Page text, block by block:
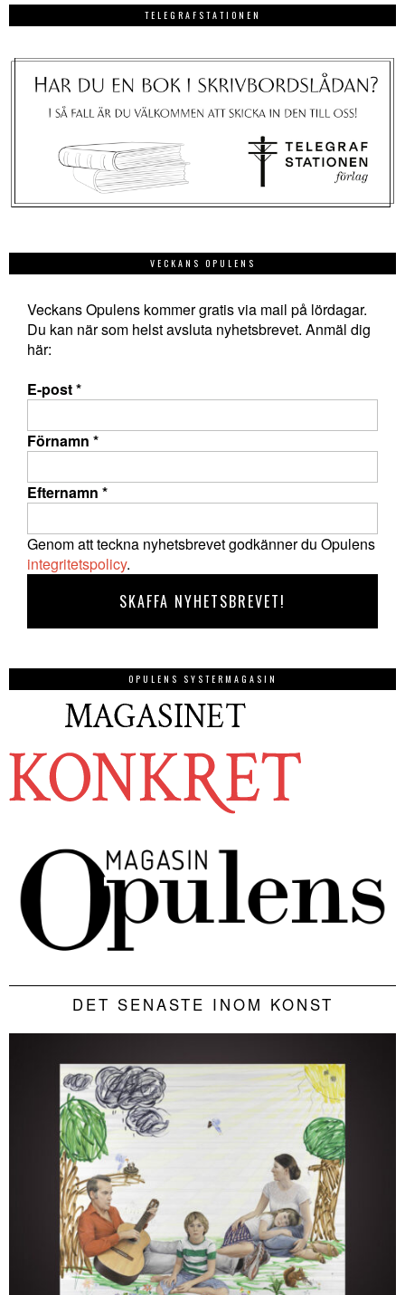
TELEGRAFSTATIONEN
VECKANS OPULENS
Veckans Opulens kommer gratis via mail på lördagar.
Du kan när som helst avsluta nyhetsbrevet. Anmäl dig
här:
E-post*
Förnamn *
Efternamn *
Genom att teckna nyhetsbrevet godkänner du Opulens
integritetspolicy.
OPULENS SYSTERMAGASIN
DET SENASTE INOM KONST